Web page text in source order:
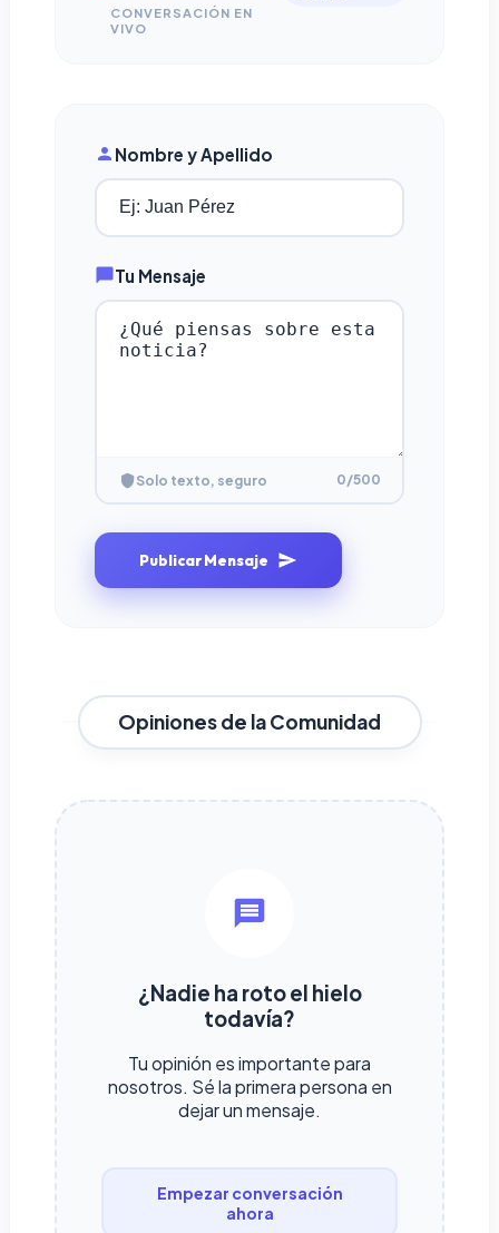
CONVERSACIÓN EN
VIVO
Nombre y Apellido
Tu Mensaje
Solo texto, seguro 0/500
Publicar Mensaje
Opiniones de la Comunidad
¿Nadie ha roto el hielo
todavía?
Tu opinión es importante para
nosotros. Sé la primera persona en
dejar un mensaje.
Empezar conversación
ahora